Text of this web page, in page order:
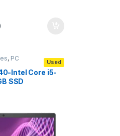
Used
, PC
Intel Core i5-
SSD